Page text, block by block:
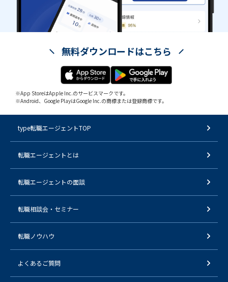
無料ダウンロードはこちら
※App StoreはApple Inc.のサービスマークです。
※Android、Google PlayはGoogle Inc.の商標または登録商標です。
type転職エージェントTOP
転職エージェントとは
転職エージェントの面談
転職相談会・セミナー
転職ノウハウ
よくあるご質問